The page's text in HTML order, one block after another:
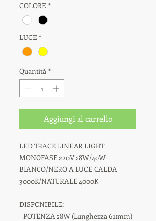
COLORE *
LUCE *
Quantità *
Aggiungi al carrello
LED TRACK LINEAR LIGHT
MONOFASE 220V 28W/40W
BIANCO/NERO A LUCE CALDA
3000K/NATURALE 4000K
DISPONIBILE:
- POTENZA 28W (Lunghezza 611mm)